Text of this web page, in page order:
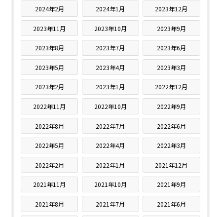
2024年2月 2024年1月 2023年12月
2023年11月 2023年10月 2023年9月
2023年8月 2023年7月 2023年6月
2023年5月 2023年4月 2023年3月
2023年2月 2023年1月 2022年12月
2022年11月 2022年10月 2022年9月
2022年8月 2022年7月 2022年6月
2022年5月 2022年4月 2022年3月
2022年2月 2022年1月 2021年12月
2021年11月 2021年10月 2021年9月
2021年8月 2021年7月 2021年6月